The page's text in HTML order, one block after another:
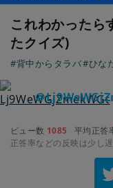
これわかったら
たクイズ)
#背中からタラバ#ひな
＠
ビュー数 1085 平均正答
正答率などの反映は少し